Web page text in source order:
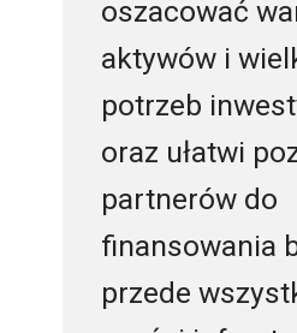
oszacować
aktywów i
potrzeb
oraz ułatwi
partnerów do
finansowania
przede